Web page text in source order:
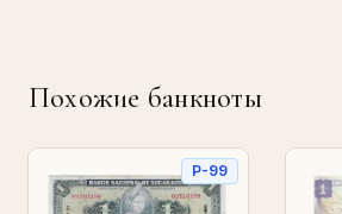
Похожие банкноты
P-99